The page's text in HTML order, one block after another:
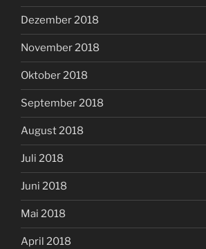
Dezember 2018
November 2018
Oktober 2018
September 2018
August 2018
Juli 2018
Juni 2018
Mai 2018
April 2018